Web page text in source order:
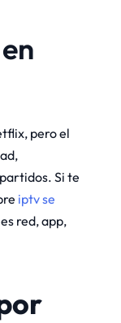
pero el
Si te
iptv se
red, app,